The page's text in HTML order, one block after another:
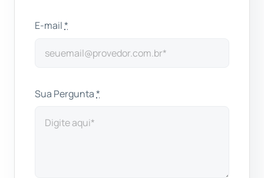
E-mail*
Sua Pergunta*